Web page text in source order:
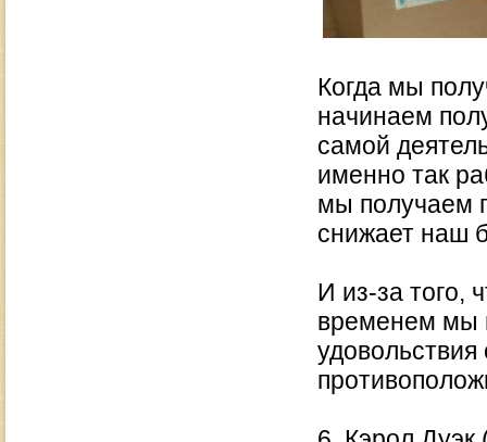
Когда мы
начинаем
самой
именно так
мы получаем
снижает наш
И из-за того,
временем мы
удовольствия